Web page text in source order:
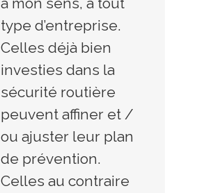
type d’entreprise.
Celles déjà bien
investies dans la
sécurité routière
peuvent affiner et /
ou ajuster leur plan
de prévention.
Celles au contraire